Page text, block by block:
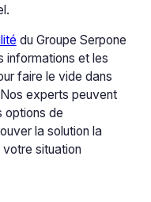
du Groupe Serpone
informations et les
faire le vide dans
experts peuvent
options de
la solution la
situation